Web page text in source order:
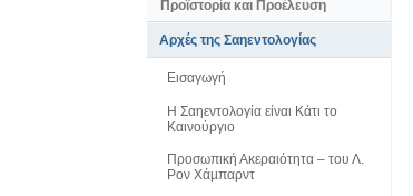
Προϊστορία και Προέλευση
Αρχές της Σαηεντολογίας
Εισαγωγή
Η Σαηεντολογία είναι Κάτι το
Καινούργιο
Προσωπική Ακεραιότητα – του Λ.
Ρον Χάµπαρντ